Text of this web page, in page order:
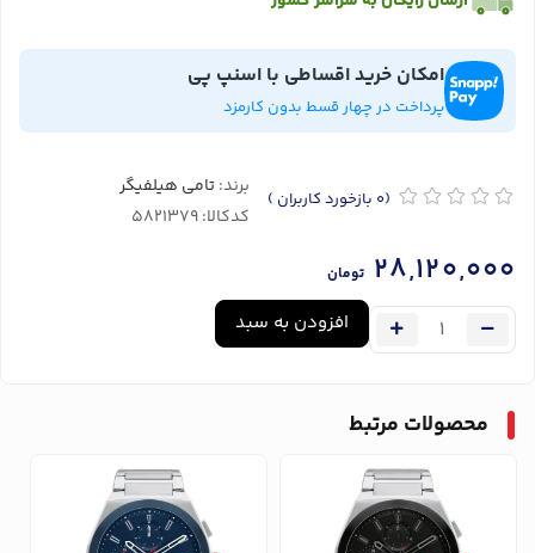
امکان خرید اقساطی با اسنپ پی
پرداخت در چهار قسط بدون کارمزد
(0 بازخورد کاربران ) برند:تامی هیلفیگر
کدکالا:
28,120,000 تومان
افزودن به سبد
محصولات مرتبط